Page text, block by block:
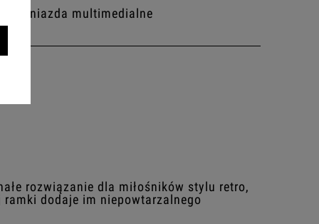
Gniazda multimedialne
rozwiązanie dla miłośników stylu retro,
ramki dodaje im niepowtarzalnego